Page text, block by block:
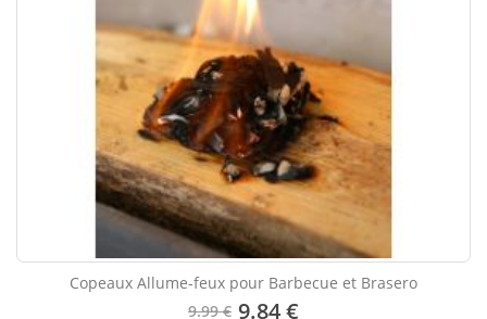
Copeaux Allume-feux pour Barbecue et Brasero
9.99 € 9.84 €